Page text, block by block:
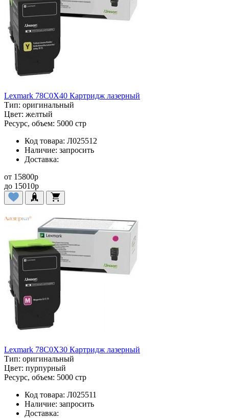
Lexmark 78C0X40 Картридж лазерный
Тип: оригинальный
Цвет: желтый
Ресурс, объем: 5000 стр
Код товара: Л025512
Наличие: запросить
Доставка:
от 15800p
до 15010p
Lexmark 78C0X30 Картридж лазерный
Тип: оригинальный
Цвет: пурпурный
Ресурс, объем: 5000 стр
Код товара: Л025511
Наличие: запросить
Доставка: